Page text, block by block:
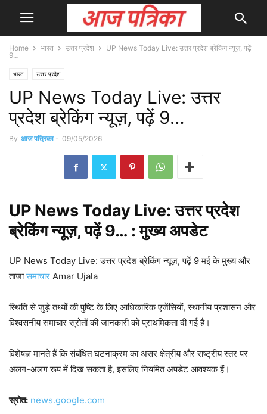
Home भारत उत्तर प्रदेश
UP News Today Live: उत्तर प्रदेश ब्रेकिंग न्यूज़, पढ़ें
9…
भारत उत्तर प्रदेश
UP News Today Live: उत्तर
प्रदेश ब्रेकिंग न्यूज़, पढ़ें 9…
By आज पत्रिका - 09/05/2026
UP News Today Live: उत्तर प्रदेश
ब्रेकिंग न्यूज़, पढ़ें 9… : मुख्यअपडेट
UP News Today Live: उत्तर प्रदेश ब्रेकिंग न्यूज़, पढ़ें 9 मई के मुख्य और
ताजासमाचार Amar Ujala
स्थिति से जुड़े तथ्यों की पुष्टि के लिए आधिकारिक एजेंसियों, स्थानीय प्रशासन और
विश्वसनीय समाचार स्रोतों की जानकारी को प्राथमिकता दी गई है।
विशेषज्ञ मानते हैं कि संबंधित घटनाक्रम का असर क्षेत्रीय और राष्ट्रीय स्तर पर
अलग-अलग रूप में दिख सकता है, इसलिए नियमित अपडेट आवश्यक हैं।
स्रोत: news.google.com